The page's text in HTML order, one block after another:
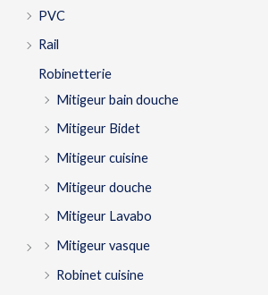
PVC
Rail
Robinetterie
Mitigeur bain douche
Mitigeur Bidet
Mitigeur cuisine
Mitigeur douche
Mitigeur Lavabo
Mitigeur vasque
Robinet cuisine